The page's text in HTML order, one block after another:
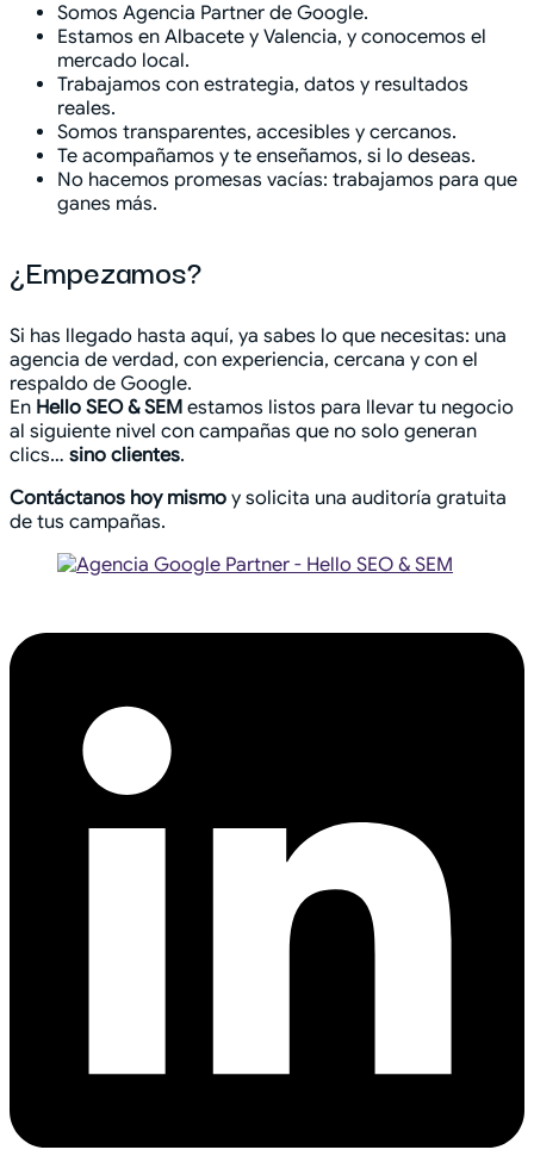
Somos Agencia Partner de Google.
Estamos en Albacete y Valencia, y conocemos el
mercado local.
Trabajamos con estrategia, datos y resultados
reales.
Somos transparentes, accesibles y cercanos.
Te acompañamos y te enseñamos, si lo deseas.
No hacemos promesas vacías: trabajamos para que
ganes más.
¿Empezamos?
Si has llegado hasta aquí, ya sabes lo que necesitas: una
agencia de verdad, con experiencia, cercana y con el
respaldo de Google.
En Hello SEO & SEM estamos listos para llevar tu negocio
al siguiente nivel con campañas que no solo generan
clics… sino clientes.
Contáctanos hoy mismo y solicita una auditoría gratuita
de tus campañas.